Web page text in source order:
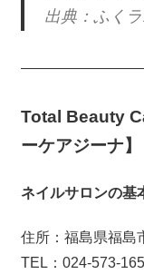
出典：ふくラ
Total Beauty
ーケアジーナ】
ネイルサロンの基
住所：福島県福島
TEL：024-573-